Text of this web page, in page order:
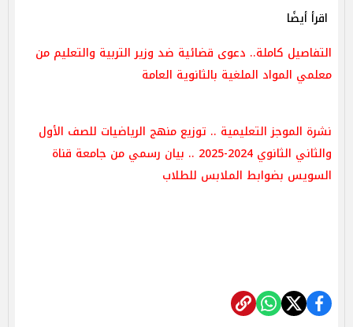
اقرأ أيضًا
التفاصيل كاملة.. دعوى قضائية ضد وزير التربية والتعليم من
معلمي المواد الملغية بالثانوية العامة
نشرة الموجز التعليمية .. توزيع منهج الرياضيات للصف الأول
والثاني الثانوي 2024-2025 .. بيان رسمي من جامعة قناة
السويس بضوابط الملابس للطلاب